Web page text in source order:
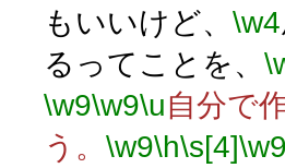
もいいけど、 \w4
るってことを、
\w9\w9\u自分で
う。 \w9\h\s[4]